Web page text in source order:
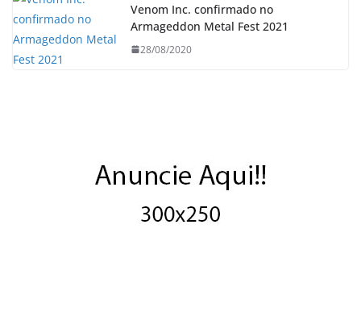
Venom Inc. confirmado no
Armageddon Metal Fest 2021
28/08/2020